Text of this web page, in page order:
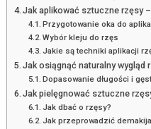
Jak aplikować sztuczne rzęsy
Przygotowanie oka do
Wybór kleju do rzęs
Jakie są techniki aplikacji
Jak osiągnąć naturalny wygląd
Dopasowanie długości i
Jak pielęgnować sztuczne
Jak dbać o rzęsy?
Jak przeprowadzić